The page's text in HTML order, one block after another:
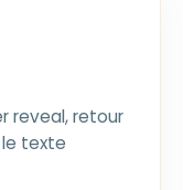
reveal, retour
texte